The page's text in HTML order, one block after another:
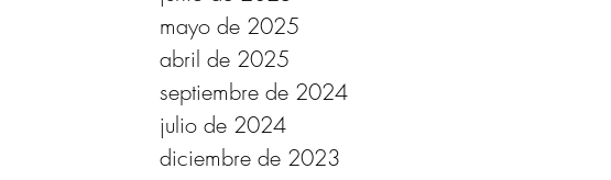
mayo de 2025
abril de 2025
septiembre de 2024
julio de 2024
diciembre de 2023